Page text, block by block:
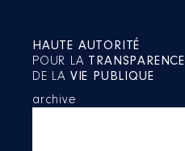
HAUTE AUTORITÉ
POUR LA TRANSPARENCE
DE LA VIE PUBLIQUE
archive